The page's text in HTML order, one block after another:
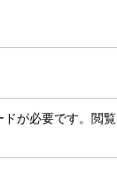
が必要です。閲